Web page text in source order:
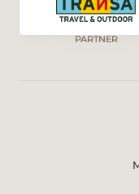
PARTNER